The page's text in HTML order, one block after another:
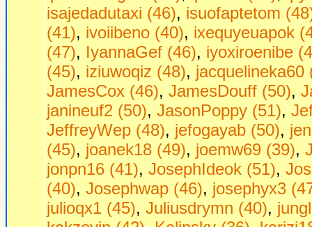
isajedadutaxi (46), isuofaptetom
(41), ivoiibeno (40), ixequyeuapok
(47), IyannaGef (46), iyoxiroenibe
(45), iziuwoqiz (48), jacquelineka60
JamesCox (46), JamesDouff (50),
janineuf2 (50), JasonPoppy (51),
JeffreyWep (48), jefogayab (50),
(45), joanek18 (49), joemw69 (39),
jonpn16 (41), JosephIdeok (51),
(40), Josephwap (46), josephyx3
julioqx1 (45), Juliusdrymn (40),